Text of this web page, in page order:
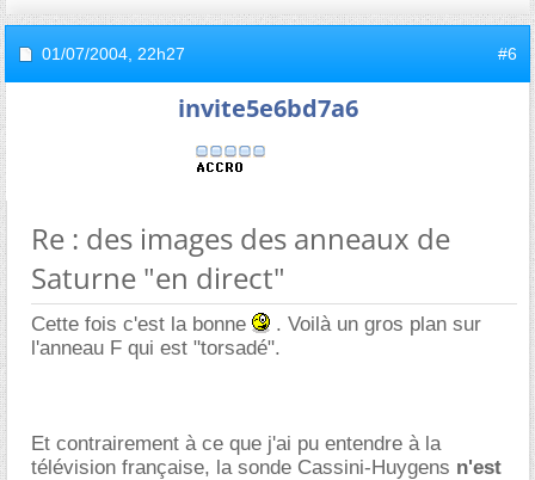
01/07/2004, 22h27 #6
invite5e6bd7a6
Re : des images des anneaux de
Saturne "en direct"
Cette fois c'est la bonne
. Voilà un gros plan sur
l'anneau F qui est "torsadé".
Et contrairement à ce que j'ai pu entendre à la
télévision française, la sonde Cassini-Huygens n'est